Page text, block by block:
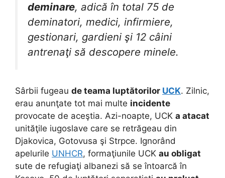
deminare, adică în total 75 de
deminatori, medici, infirmiere,
gestionari, gardieni şi 12 câini
antrenaţi să descopere minele.
Sârbii fugeau de teama luptătorilor UCK. Zilnic,
erau anunţate tot mai multe incidente
provocate de aceştia. Azi-noapte, UCK a atacat
unităţile iugoslave care se retrăgeau din
Djakovica, Gotovusa şi Strpce. Ignorând
apelurile UNHCR, formaţiunile UCK au obligat
sute de refugiaţi albanezi să se întoarcă în